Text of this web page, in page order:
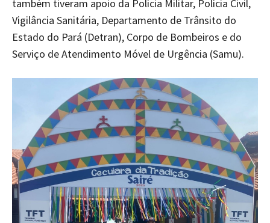
também tiveram apoio da Polícia Militar, Polícia Civil,
Vigilância Sanitária, Departamento de Trânsito do
Estado do Pará (Detran), Corpo de Bombeiros e do
Serviço de Atendimento Móvel de Urgência (Samu).